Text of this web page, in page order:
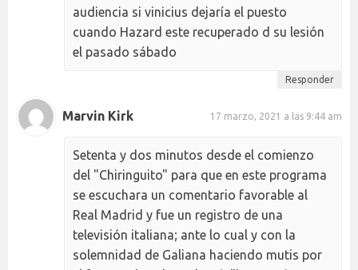
audiencia si vinicius dejaría el puesto
cuando Hazard este recuperado d su lesión
el pasado sábado
Responder
Marvin Kirk 17 marzo, 2021 a las 9:44 am
Setenta y dos minutos desde el comienzo
del "Chiringuito" para que en este programa
se escuchara un comentario favorable al
Real Madrid y fue un registro de una
televisión italiana; ante lo cual y con la
solemnidad de Galiana haciendo mutis por